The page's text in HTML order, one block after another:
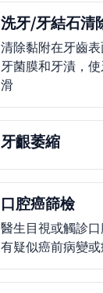
洗牙/牙結石清
清除黏附在牙齒表
牙菌膜和牙漬，
滑
牙齦萎縮
口腔癌篩檢
醫生目視或觸診
有疑似癌前病變或